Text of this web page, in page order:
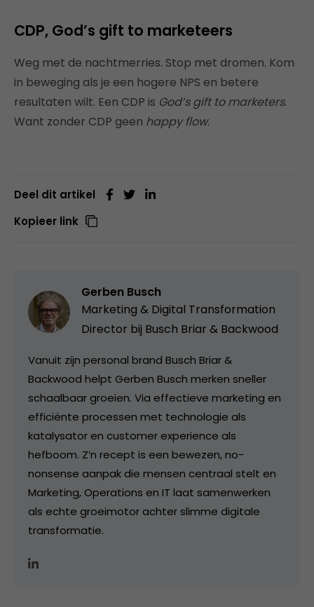
CDP, God’s gift to marketeers
Weg met de nachtmerries. Stop met dromen. Kom
in beweging als je een hogere NPS en betere
resultaten wilt. Een CDP is God’s gift to marketers.
Want zonder CDP geen happy flow.
Deel dit artikel
Kopieer link
Gerben Busch
Marketing & Digital Transformation
Director bij Busch Briar & Backwood
Vanuit zijn personal brand Busch Briar &
Backwood helpt Gerben Busch merken sneller
schaalbaar groeien. Via effectieve marketing en
efficiënte processen met technologie als
katalysator en customer experience als
hefboom. Z’n recept is een bewezen, no-
nonsense aanpak die mensen centraal stelt en
Marketing, Operations en IT laat samenwerken
als echte groeimotor achter slimme digitale
transformatie.